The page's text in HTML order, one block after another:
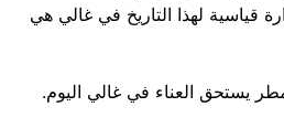
قياسية لهذا التاريخ في غالي هي
يستحق العناء في غالي اليوم.